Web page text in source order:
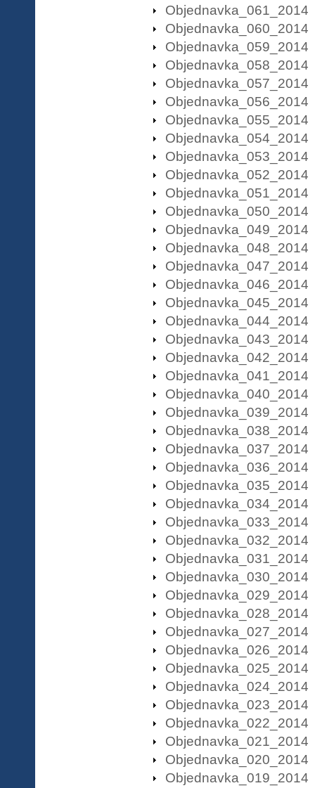
Objednavka_061_2014
Objednavka_060_2014
Objednavka_059_2014
Objednavka_058_2014
Objednavka_057_2014
Objednavka_056_2014
Objednavka_055_2014
Objednavka_054_2014
Objednavka_053_2014
Objednavka_052_2014
Objednavka_051_2014
Objednavka_050_2014
Objednavka_049_2014
Objednavka_048_2014
Objednavka_047_2014
Objednavka_046_2014
Objednavka_045_2014
Objednavka_044_2014
Objednavka_043_2014
Objednavka_042_2014
Objednavka_041_2014
Objednavka_040_2014
Objednavka_039_2014
Objednavka_038_2014
Objednavka_037_2014
Objednavka_036_2014
Objednavka_035_2014
Objednavka_034_2014
Objednavka_033_2014
Objednavka_032_2014
Objednavka_031_2014
Objednavka_030_2014
Objednavka_029_2014
Objednavka_028_2014
Objednavka_027_2014
Objednavka_026_2014
Objednavka_025_2014
Objednavka_024_2014
Objednavka_023_2014
Objednavka_022_2014
Objednavka_021_2014
Objednavka_020_2014
Objednavka_019_2014